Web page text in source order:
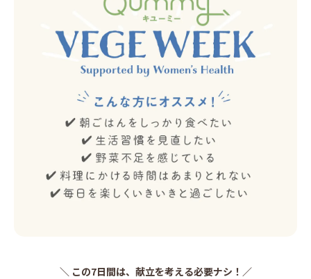
＼ この7日間は、献立を考える必要ナシ！／